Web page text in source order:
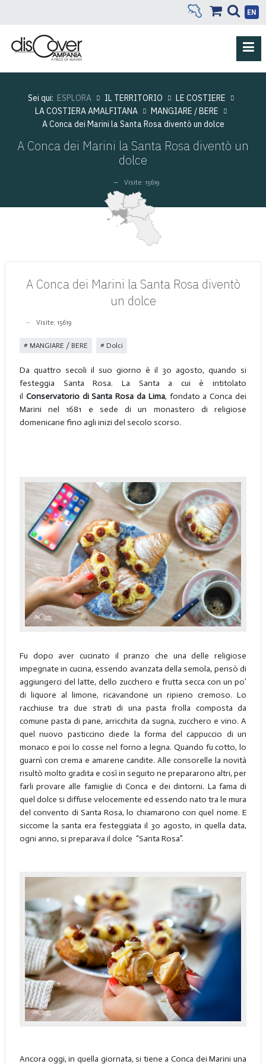
EN
Sei qui: ESPLORA IL TERRITORIO
LE COSTIERE
LA COSTIERA AMALFITANA
MANGIARE / BERE
A Conca dei Marini la Santa Rosa diventò un dolce
A Conca dei Marini la Santa Rosa diventò un
dolce
Visite: 15619
A Conca dei Marini la Santa Rosa diventò
un dolce
Visite: 15619
MANGIARE / BERE Dolci
Da quattro secoli il suo giorno è il 30 agosto, quando si
festeggia Santa Rosa. La Santa a cui è intitolato
il Conservatorio di Santa Rosa da Lima, fondato a Conca dei
Marini nel 1681 e sede di un monastero di religiose
domenicane fino agli inizi del secolo scorso.
Fu dopo aver cucinato il pranzo che una delle religiose
impegnate in cucina, essendo avanzata della semola, pensò di
aggiungerci del latte, dello zucchero e frutta secca con un po’
di liquore al limone, ricavandone un ripieno cremoso. Lo
racchiuse tra due strati di una pasta frolla composta da
comune pasta di pane, arricchita da sugna, zucchero e vino. A
quel nuovo pasticcino diede la forma del cappuccio di un
monaco e poi lo cosse nel forno a legna. Quando fu cotto, lo
guarnì con crema e amarene candite. Alle consorelle la novità
risultò molto gradita e così in seguito ne prepararono altri, per
farli provare alle famiglie di Conca e dei dintorni. La fama di
quel dolce si diffuse velocemente ed essendo nato tra le mura
del convento di Santa Rosa, lo chiamarono con quel nome. E
siccome la santa era festeggiata il 30 agosto, in quella data,
ogni anno, si preparava il dolce “Santa Rosa”.
Ancora oggi, in quella giornata, si tiene a Conca dei Marini una